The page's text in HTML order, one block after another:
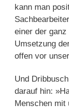
kann man
einer der
Umsetzung
offen vor
Und
darauf hin:
Menschen mit